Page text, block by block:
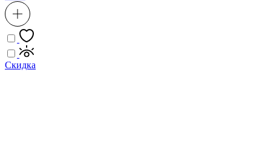
Скидка